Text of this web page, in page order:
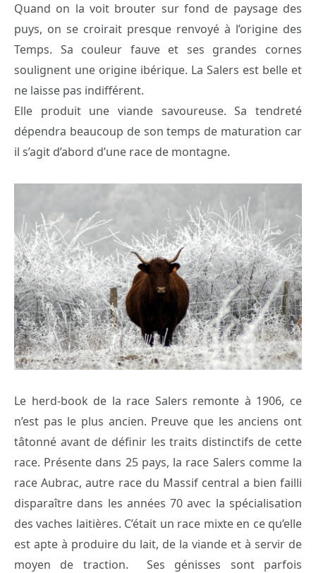
Quand on la voit brouter sur fond de paysage des
puys, on se croirait presque renvoyé à l’origine des
Temps. Sa couleur fauve et ses grandes cornes
soulignent une origine ibérique. La Salers est belle et
ne laisse pas indifférent.
Elle produit une viande savoureuse. Sa tendreté
dépendra beaucoup de son temps de maturation car
il s’agit d’abord d’une race de montagne.
Le herd-book de la race Salers remonte à 1906, ce
n’est pas le plus ancien. Preuve que les anciens ont
tâtonné avant de définir les traits distinctifs de cette
race. Présente dans 25 pays, la race Salers comme la
race Aubrac, autre race du Massif central a bien failli
disparaître dans les années 70 avec la spécialisation
des vaches laitières. C’était un race mixte en ce qu’elle
est apte à produire du lait, de la viande et à servir de
moyen de traction. Ses génisses sont parfois